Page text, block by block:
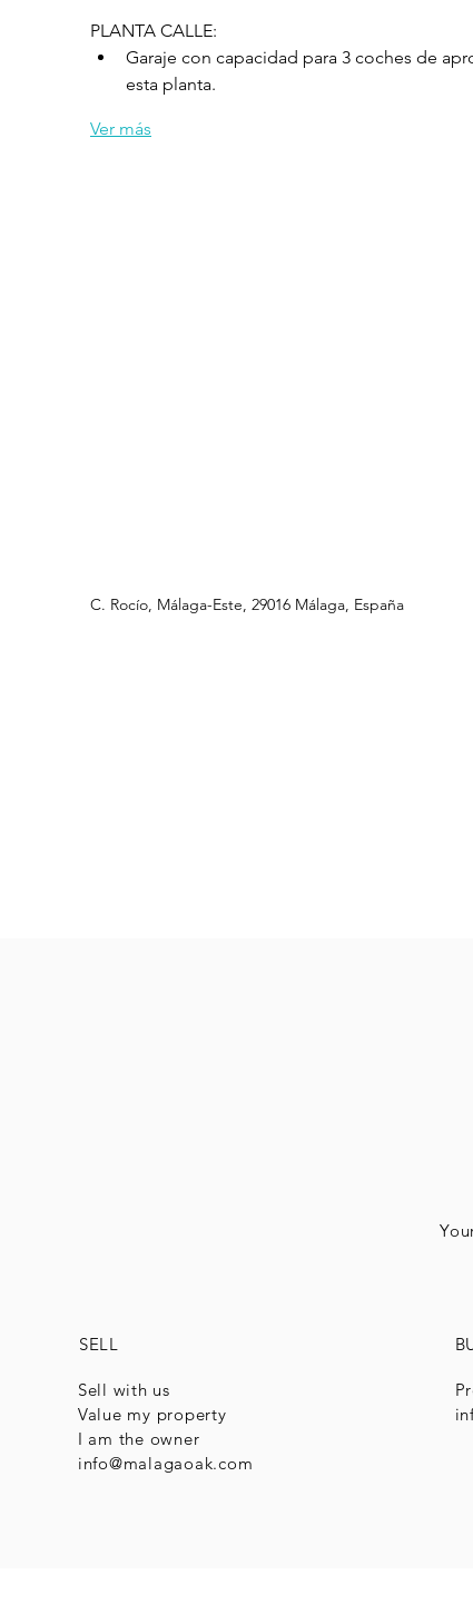
PLANTA CALLE:
Garaje con capacidad para 3 coches de
esta planta.
Ver más
C. Rocío, Málaga-Este, 29016 Málaga, España
SELL
Sell with us
Value my property
I am the owner
info@malagaoak.com